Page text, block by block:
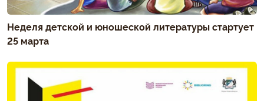
Неделя детской и юношеской литературы стартует
25 марта